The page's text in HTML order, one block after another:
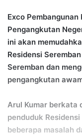
Exco
Pengangkutan
ini akan
Residensi
Seremban dan
pengangkutan
Arul Kumar berkata
penduduk
beberapa masalah